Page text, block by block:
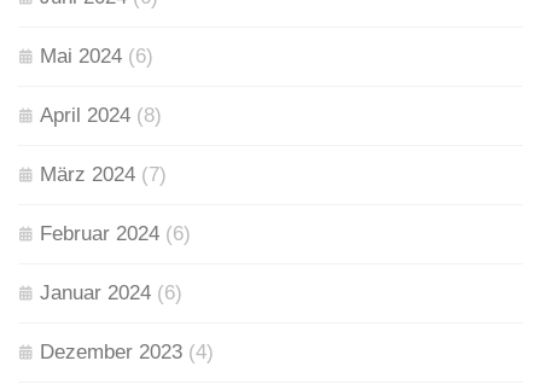
Mai 2024 (6)
April 2024 (8)
März 2024 (7)
Februar 2024 (6)
Januar 2024 (6)
Dezember 2023 (4)